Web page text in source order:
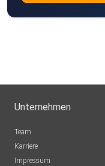
Unternehmen
Team
Karriere
Impressum